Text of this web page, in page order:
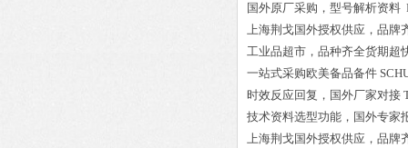
国外原厂采购，型号解析资料
上海荆戈国外授权供应，品牌
工业品超市，品种齐全货期超
一站式采购欧美备品备件
时效反应回复，国外厂家对接
技术资料选型功能，国外专家
上海荆戈国外授权供应，品牌